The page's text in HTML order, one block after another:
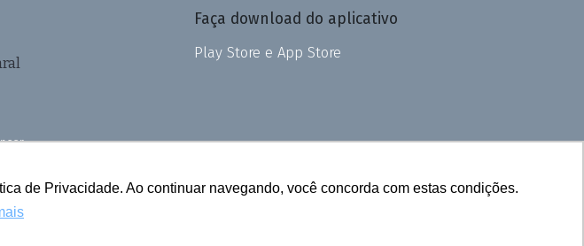
de Privacidade. Ao continuar navegando, você concorda com estas condições.
Faça download do aplicativo
Play Store e App Store